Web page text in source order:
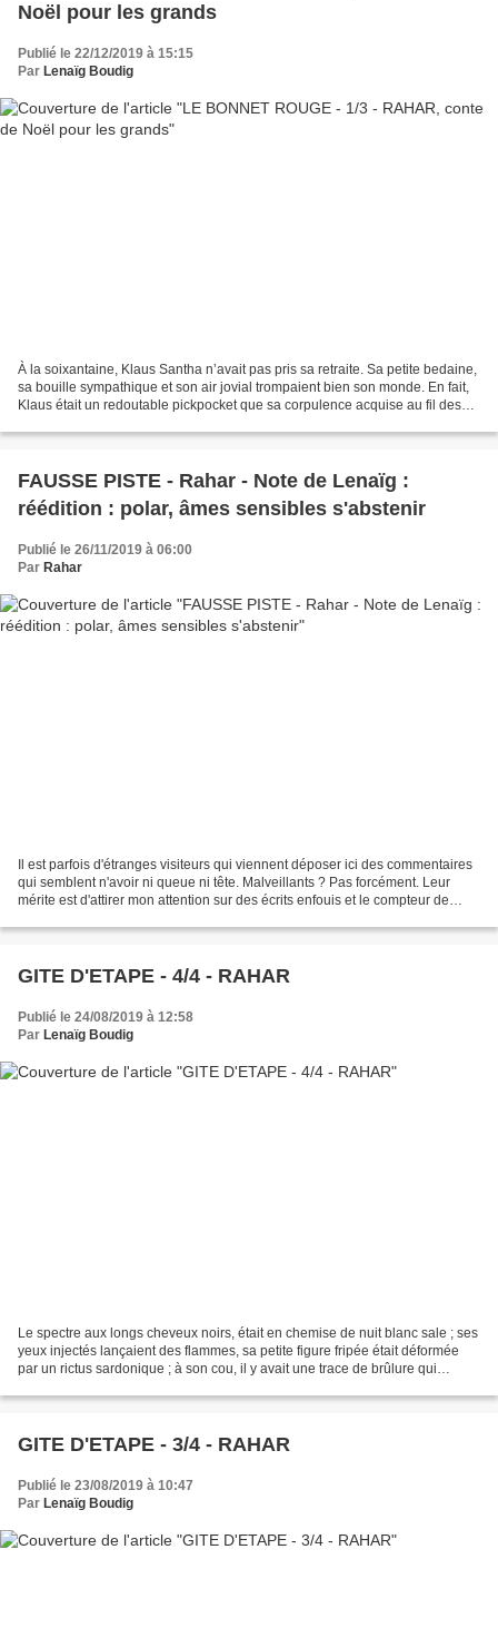
Noël pour les grands
Publié le 22/12/2019 à 15:15
Par Lenaïg Boudig
À la soixantaine, Klaus Santha n’avait pas pris sa retraite. Sa petite bedaine,
sa bouille sympathique et son air jovial trompaient bien son monde. En fait,
Klaus était un redoutable pickpocket que sa corpulence acquise au fil des
FAUSSE PISTE - Rahar - Note de Lenaïg :
réédition : polar, âmes sensibles s'abstenir
Publié le 26/11/2019 à 06:00
Par Rahar
Il est parfois d'étranges visiteurs qui viennent déposer ici des commentaires
qui semblent n'avoir ni queue ni tête. Malveillants ? Pas forcément. Leur
mérite est d'attirer mon attention sur des écrits enfouis et le compteur de
GITE D'ETAPE - 4/4 - RAHAR
Publié le 24/08/2019 à 12:58
Par Lenaïg Boudig
Le spectre aux longs cheveux noirs, était en chemise de nuit blanc sale ; ses
yeux injectés lançaient des flammes, sa petite figure fripée était déformée
par un rictus sardonique ; à son cou, il y avait une trace de brûlure qui
GITE D'ETAPE - 3/4 - RAHAR
Publié le 23/08/2019 à 10:47
Par Lenaïg Boudig